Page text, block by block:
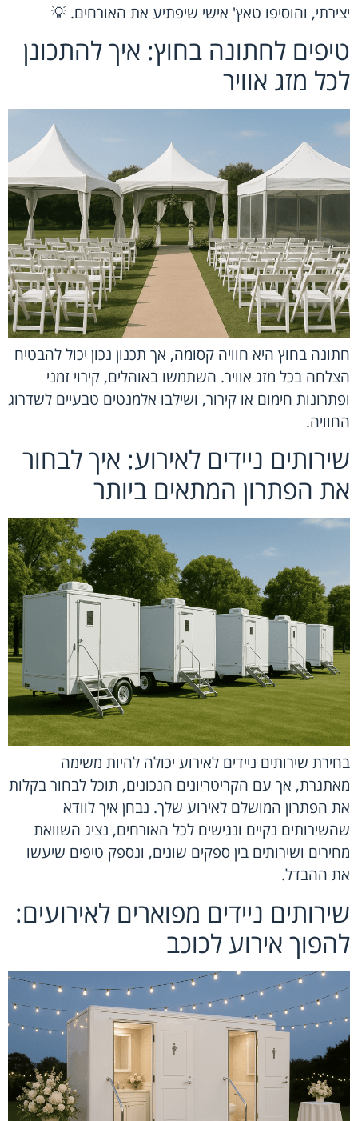
יצירתי, והוסיפו טאץ' אישי שיפתיע את האורחים. 💡
טיפים לחתונה בחוץ: איך להתכונן
לכל מזג אוויר
חתונה בחוץ היא חוויה קסומה, אך תכנון נכון יכול להבטיח
הצלחה בכל מזג אוויר. השתמשו באוהלים, קירוי זמני
ופתרונות חימום או קירור, ושילבו אלמנטים טבעיים לשדרוג
החוויה.
שירותים ניידים לאירוע: איך לבחור
את הפתרון המתאים ביותר
בחירת שירותים ניידים לאירוע יכולה להיות משימה
מאתגרת, אך עם הקריטריונים הנכונים, תוכל לבחור בקלות
את הפתרון המושלם לאירוע שלך. נבחן איך לוודא
שהשירותים נקיים ונגישים לכל האורחים, נציג השוואת
מחירים ושירותים בין ספקים שונים, ונספק טיפים שיעשו
את ההבדל.
שירותים ניידים מפוארים לאירועים:
להפוך אירוע לכוכב